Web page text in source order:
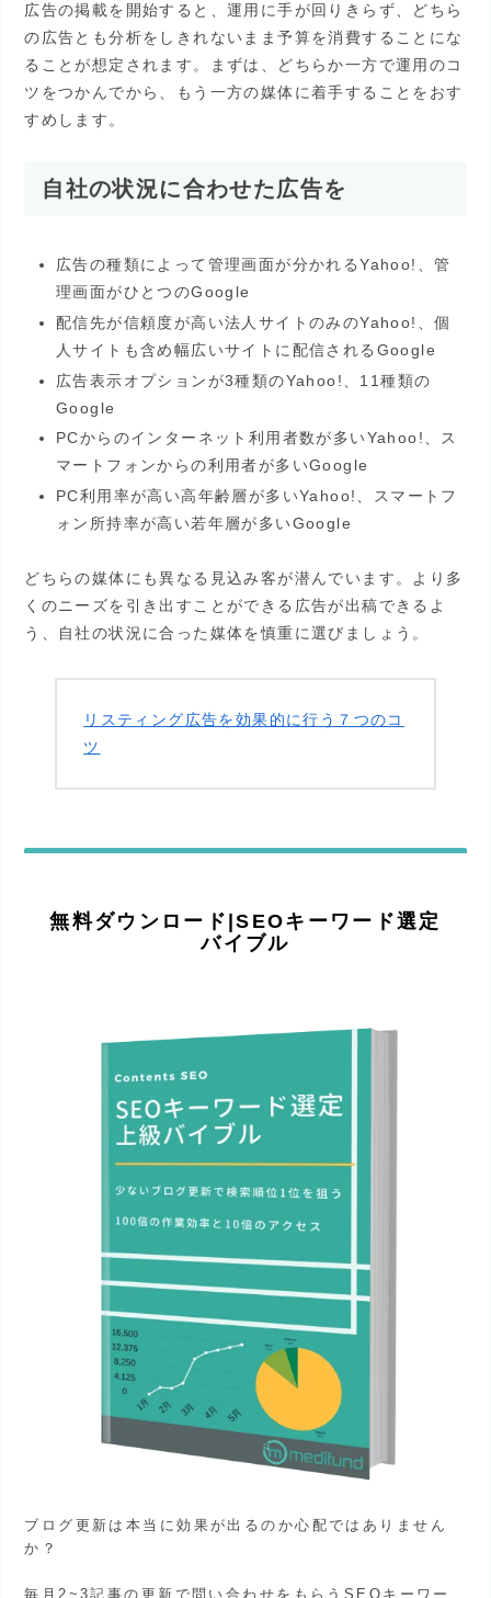
広告の掲載を開始すると、運用に手が回りきらず、どちら
の広告とも分析をしきれないまま予算を消費することにな
ることが想定されます。まずは、どちらか一方で運用のコ
ツをつかんでから、もう一方の媒体に着手することをおす
すめします。
自社の状況に合わせた広告を
広告の種類によって管理画面が分かれるYahoo!、管
理画面がひとつのGoogle
配信先が信頼度が高い法人サイトのみのYahoo!、個
人サイトも含め幅広いサイトに配信されるGoogle
広告表示オプションが3種類のYahoo!、11種類の
Google
PCからのインターネット利用者数が多いYahoo!、ス
マートフォンからの利用者が多いGoogle
PC利用率が高い高年齢層が多いYahoo!、スマートフ
ォン所持率が高い若年層が多いGoogle
どちらの媒体にも異なる見込み客が潜んでいます。より多
くのニーズを引き出すことができる広告が出稿できるよ
う、自社の状況に合った媒体を慎重に選びましょう。
リスティング広告を効果的に行う７つのコ
ツ
無料ダウンロード|SEOキーワード選定
バイブル
ブログ更新は本当に効果が出るのか心配ではありません
か？
毎月2~3記事の更新で問い合わせをもらうSEOキーワー